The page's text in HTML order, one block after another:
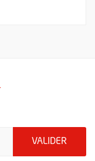
VALIDER